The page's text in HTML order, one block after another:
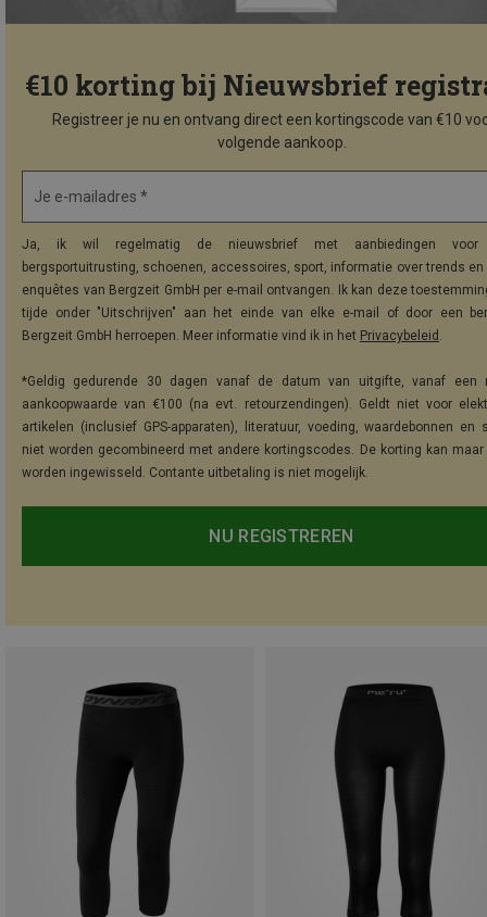
€10 korting bij Nieuwsbrief
Registreer je nu en ontvang direct een kortingscode van €10
volgende aankoop.
Je e-mailadres *
Ja, ik wil regelmatig de nieuwsbrief met aanbiedingen voor
bergsportuitrusting, schoenen, accessoires, sport, informatie over trends
enquêtes van Bergzeit GmbH per e-mail ontvangen. Ik kan deze
tijde onder "Uitschrijven" aan het einde van elke e-mail of door een
Bergzeit GmbH herroepen. Meer informatie vind ik in het Privacybeleid .
*Geldig gedurende 30 dagen vanaf de datum van uitgifte, vanaf een
aankoopwaarde van €100 (na evt. retourzendingen). Geldt niet voor
artikelen (inclusief GPS-apparaten), literatuur, voeding, waardebonnen en
niet worden gecombineerd met andere kortingscodes. De korting kan maar
worden ingewisseld. Contante uitbetaling is niet mogelijk.
NU REGISTREREN